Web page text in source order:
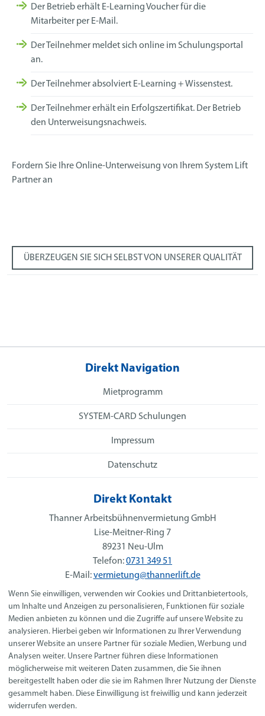
Der Betrieb erhält E-Learning Voucher für die
Mitarbeiter per E-Mail.
Der Teilnehmer meldet sich online im Schulungsportal
an.
Der Teilnehmer absolviert E-Learning + Wissenstest.
Der Teilnehmer erhält ein Erfolgszertifikat. Der Betrieb
den Unterweisungsnachweis.
Fordern Sie Ihre Online-Unterweisung von Ihrem System Lift
Partner an
ÜBERZEUGEN SIE SICH SELBST VON UNSERER QUALITÄT
Direkt Navigation
Mietprogramm
SYSTEM-CARD Schulungen
Impressum
Datenschutz
Direkt Kontakt
Thanner Arbeitsbühnenvermietung GmbH
Lise-Meitner-Ring 7
89231 Neu-Ulm
Telefon:0731 349 51
E-Mail:vermietung@thannerlift.de
Social Media
Öffnungszeiten
Montag- Freitag von 7:00 -17:00 Uhr
Samstags nach Vereinbarung
Wenn Sie einwilligen, verwenden wir Cookies und Drittanbietertools,
um Inhalte und Anzeigen zu personalisieren, Funktionen für soziale
Medien anbieten zu können und die Zugriffe auf unsere Website zu
analysieren. Hierbei geben wir Informationen zu Ihrer Verwendung
unserer Website an unsere Partner für soziale Medien, Werbung und
Analysen weiter. Unsere Partner führen diese Informationen
möglicherweise mit weiteren Daten zusammen, die Sie ihnen
bereitgestellt haben oder die sie im Rahmen Ihrer Nutzung der Dienste
gesammelt haben. Diese Einwilligung ist freiwillig und kann jederzeit
widerrufen werden.